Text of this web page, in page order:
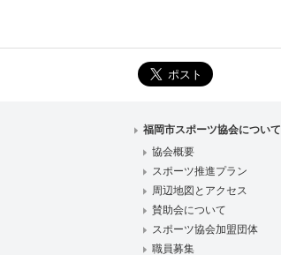
福岡市スポーツ協会について
協会概要
スポーツ推進プラン
周辺地図とアクセス
賛助会について
スポーツ協会加盟団体
職員募集